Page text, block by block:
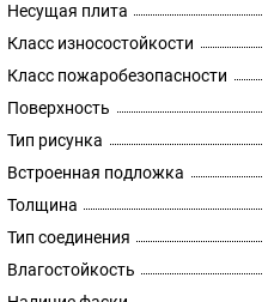
Несущая плита
Класс износостойкости
Класс пожаробезопасности
Поверхность
Тип рисунка
Встроенная подложка
Толщина
Тип соединения
Влагостойкость